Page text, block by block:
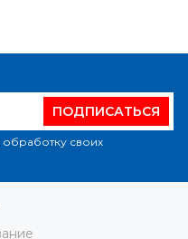
ПОДПИСАТЬСЯ
обработку своих